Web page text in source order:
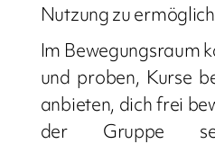
Nutzung zu
Im Bewegungsraum
und proben, Kurse
anbieten, dich frei
der Gruppe